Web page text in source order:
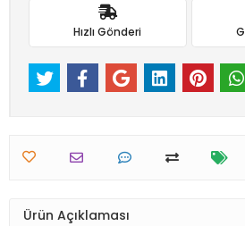
Hızlı Gönderi
Ürün Açıklaması